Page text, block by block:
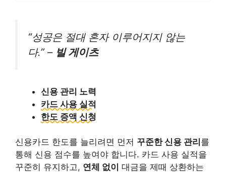
“성공은 절대 혼자 이루어지지 않는
다.” – 빌 게이츠
신용 관리 노력
카드 사용 실적
한도 증액 신청
신용카드 한도를 늘리려면 먼저 꾸준한 신용 관리 를
통해 신용 점수를 높여야 합니다. 카드 사용 실적을
꾸준히 유지하고, 연체 없이 대금을 제때 상환하는